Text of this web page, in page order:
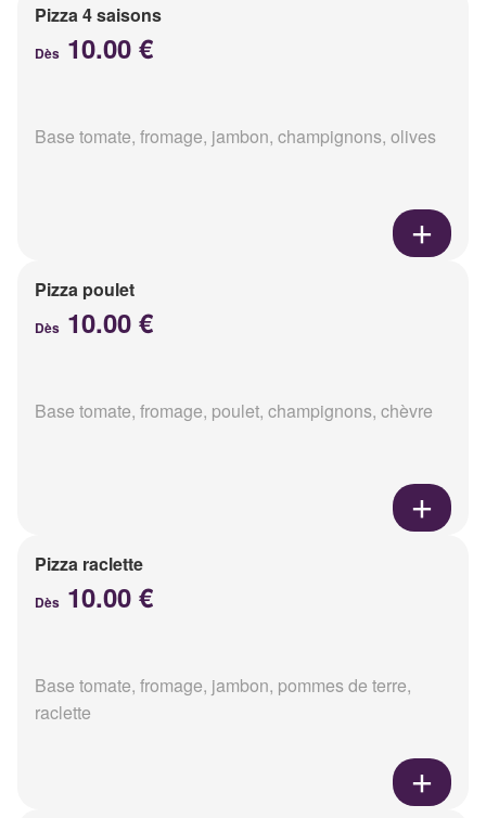
Pizza 4 saisons
Dès 10.00 €
Base tomate, fromage, jambon, champignons, olives
Pizza poulet
Dès 10.00 €
Base tomate, fromage, poulet, champignons, chèvre
Pizza raclette
Dès 10.00 €
Base tomate, fromage, jambon, pommes de terre,
raclette